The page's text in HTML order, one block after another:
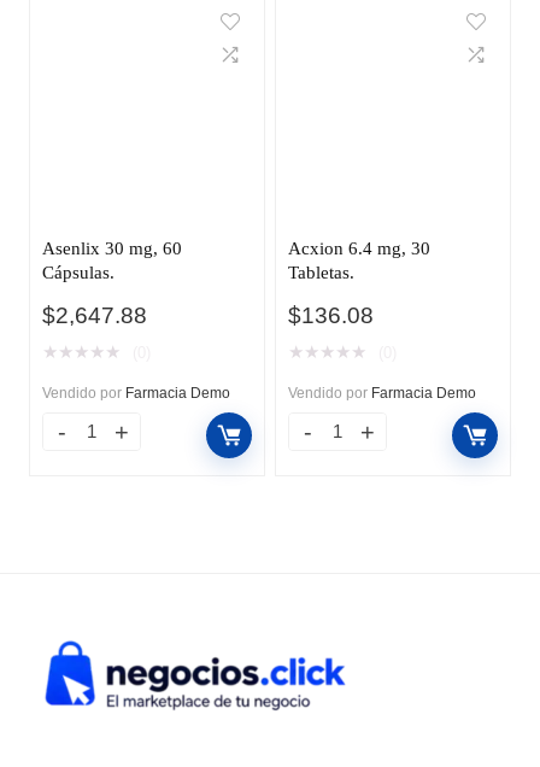
Asenlix 30 mg, 60
Cápsulas.
$2,647.88
★ ★ ★ ★ ★
Vendido por Farmacia Demo
Acxion 6.4 mg, 30
Tabletas.
$136.08
★ ★ ★ ★ ★
Vendido por Farmacia Demo